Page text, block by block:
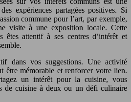
expériences partagées positives. Si
commune pour l’art, par exemple,
visite à une exposition locale. Cette
êtes attentif à ses centres d’intérêt et
dans vos suggestions. Une activité
être mémorable et renforcer votre lien.
un intérêt pour la cuisine, vous
de cuisine à deux ou un défi culinaire